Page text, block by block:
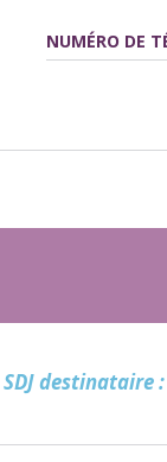
destinataire :